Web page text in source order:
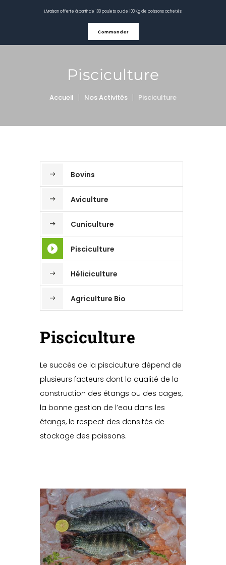
Livraison offerte à partir de 100 poulets ou de 100 Kg de poissons achetés
Commander
Pisciculture
Accueil Nos Activités Pisciculture
Bovins
Aviculture
Cuniculture
Pisciculture
Héliciculture
Agriculture Bio
Pisciculture
Le succès de la pisciculture dépend de
plusieurs facteurs dont la qualité de la
construction des étangs ou des cages,
la bonne gestion de l’eau dans les
étangs, le respect des densités de
stockage des poissons.